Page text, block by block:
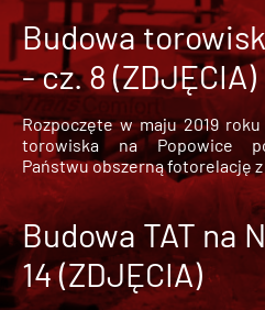
Budowa
- cz. 8 (ZDJĘCIA)
Rozpoczęte w maju 2019
torowiska na Popowice
Państwu obszerną fotorelację
Budowa TAT na
14 (ZDJĘCIA)